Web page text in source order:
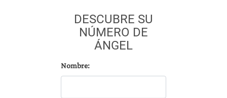
DESCUBRE SU
NÚMERO DE
ÁNGEL
Nombre: